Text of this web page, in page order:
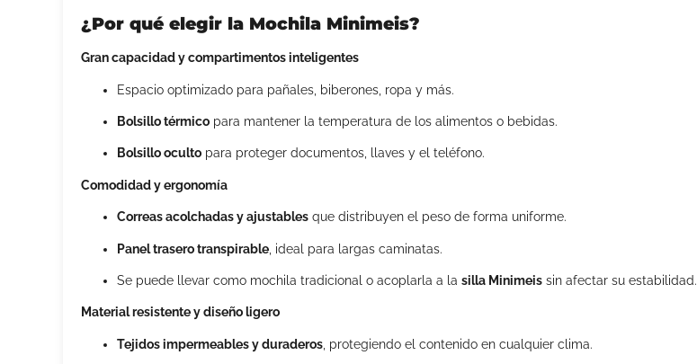
¿Por qué elegir la Mochila Minimeis?
Gran capacidad y compartimentos inteligentes
Espacio optimizado para pañales, biberones, ropa y más.
Bolsillo térmico para mantener la temperatura de los alimentos o bebidas.
Bolsillo oculto para proteger documentos, llaves y el teléfono.
Comodidad y ergonomía
Correas acolchadas y ajustables que distribuyen el peso de forma uniforme.
Panel trasero transpirable , ideal para largas caminatas.
Se puede llevar como mochila tradicional o acoplarla a la silla Minimeis sin afectar su estabilidad.
Material resistente y diseño ligero
Tejidos impermeables y duraderos , protegiendo el contenido en cualquier clima.